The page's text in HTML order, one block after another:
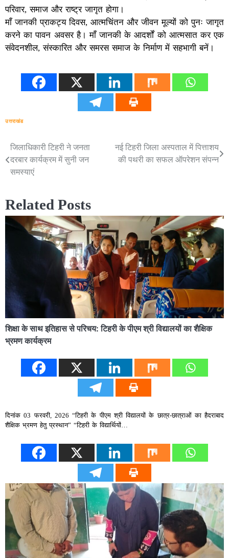
परिवार, समाज और राष्ट्र जागृत होगा।
माँ जानकी प्राकट्य दिवस, आत्मचिंतन और जीवन मूल्यों को पुनः जागृत
करने का पावन अवसर है। माँ जानकी के आदर्शों को आत्मसात कर एक
संवेदनशील, संस्कारित और समरस समाज के निर्माण में सहभागी बनें।
उत्तराखंड
Post
navigation
जिलाधिकारी टिहरी ने जनता
दरबार कार्यक्रम में सुनी जन
समस्याएं
नई टिहरी जिला अस्पताल में पित्ताशय
की पथरी का सफल ऑपरेशन संपन्न
Related Posts
शिक्षा के साथ इतिहास से परिचय: टिहरी के पीएम श्री विद्यालयों का शैक्षिक
भ्रमण कार्यक्रम
दिनांक 03 फरवरी, 2026 “टिहरी के पीएम श्री विद्यालयों के छात्र-छात्राओं का हैदराबाद
शैक्षिक भ्रमण हेतु प्रस्थान” “टिहरी के विद्यार्थियों…